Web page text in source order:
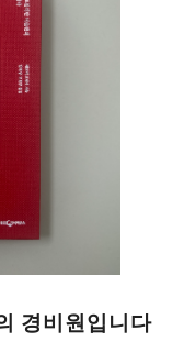
경비원입니다